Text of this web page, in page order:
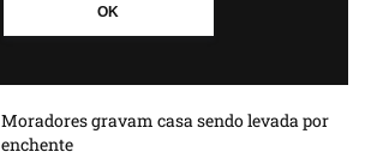
OK
VÍDEO: Guaíba continua subindo e trechos
Moradores gravam casa sendo levada por
enchente